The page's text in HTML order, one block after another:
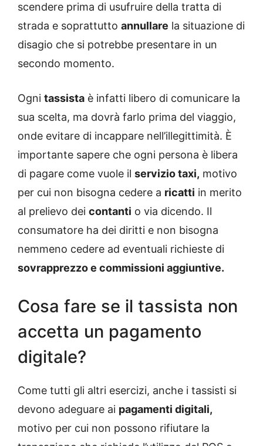
scendere prima di usufruire della tratta di
strada e soprattutto annullare la situazione di
disagio che si potrebbe presentare in un
secondo momento.
Ogni tassista è infatti libero di comunicare la
sua scelta, ma dovrà farlo prima del viaggio,
onde evitare di incappare nell’illegittimità. È
importante sapere che ogni persona è libera
di pagare come vuole il servizio taxi, motivo
per cui non bisogna cedere a ricatti in merito
al prelievo dei contanti o via dicendo. Il
consumatore ha dei diritti e non bisogna
nemmeno cedere ad eventuali richieste di
sovrapprezzo e commissioni aggiuntive.
Cosa fare se il tassista non
accetta un pagamento
digitale?
Come tutti gli altri esercizi, anche i tassisti si
devono adeguare ai pagamenti digitali,
motivo per cui non possono rifiutare la